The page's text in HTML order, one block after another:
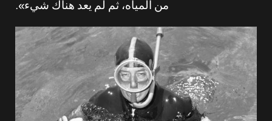
من المياه، ثم لم يعد هناك شيء».